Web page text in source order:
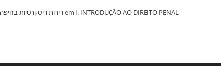
‏דירות דיסקרטיות בחיפהem I. INTRODUÇÃO AO DIREITO PENAL